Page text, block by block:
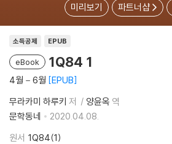
미리보기 파트너샵
소득공제 EPUB
eBook 1Q84 1
4월－6월 EPUB
무라카미 하루키 저 양윤옥 역
문학동네
2020.04.08.
원서 1Q84(1)